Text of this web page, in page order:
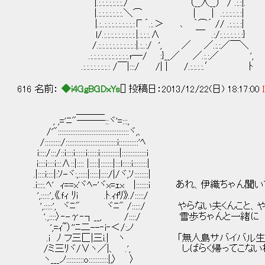
|.:.:.:.:.:.:.:./⌒｀⌒ （__人__） / .:.:|. どこ
|.:.:.:.:.:.:.:.＼⌒ | | .:.:.:.:.:.:|
|.:..:.:.:.:.:.:.:.:.:Г´.:.＞ ､ ｀⌒´ // .:.:.:.:|
l/.:.:.:.:.:.:.:.:.:.|.:.:.:.∧ ￣ .:/:.:.:.:.:.:.:}
/.:.:.:.:.:.:.:.:.:.:.:|.:..:/ ', ／ ／.:.:／￣＼
.:.:.:.:.:.:.:.:.:.:.:.r─/ :}__／ ／.:.:／ ',
.:.:.:.:.:.:.:.: /￣|:::/ /| | /.:.:.:.:.′ ﾄ
616 名前： ◆i4GgBGDxYs [] 投稿日：2013/12/22(日) 18:17:00
, ,='ﾆ"―――::ヾ'=:::,
/'"::::::::::::::::::::::::::::::::::::::::ヾ,、
/:::::::::/:::::::::::::::::::::::::::::i:::::::::::'ﾍ
i::::/:::/::i::::i::::::i::::::i:::::::::::|::::::::::::::i
i::::i::::i:::∧::|:::: |:::::|:::::::|:::l:::::i::::::::|
.|::::i::::|:ｿ-ヾ:,:::::|:::::|::::/|/ヾ,ｿ::::::::|
.i::::.ﾍ' ｨ==x'ヾﾍ-'ヾx=ｪx |:::::::i あれ、伊織ちゃん聞い
',:::::',.《.ｆｨ ﾘi .ﾄ.ｨfﾘ》./:::::/
',:::::', ヾﾆ" ヾﾆ" /:::::/ やらない夫くんこと、やら
'.,::::〉‐-γ‐┐__, /::::/ 雪歩ちゃんと一緒に
',=ｨ~）''ﾆ二--‐i‐＜/:ノ
.i ﾉ フ三匚|三i.| ヽ 「無人島サバイバル生活
/ミ三ﾘヾ/∨ヽ／|、 .', しばらく帰ってこないわ
ヽ___ノ::::::::::o:::::::::::|,〉 〉